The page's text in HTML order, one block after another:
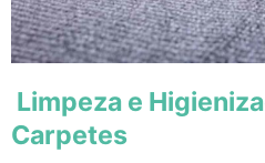
Limpeza e
Carpetes